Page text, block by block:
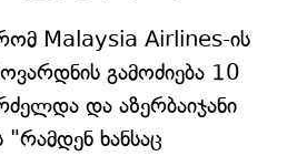
რომ Malaysia Airlines-ის
გამოძიება 10
და აზერბაიჯანი
ხანსაც